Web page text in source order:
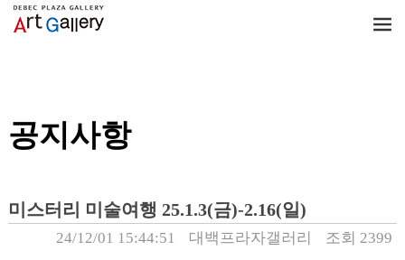
공지사항
미스터리 미술여행 25.1.3(금)-2.16(일)
24/12/01 15:44:51 대백프라자갤러리 조회 2399